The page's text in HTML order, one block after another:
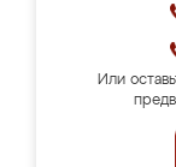
Или